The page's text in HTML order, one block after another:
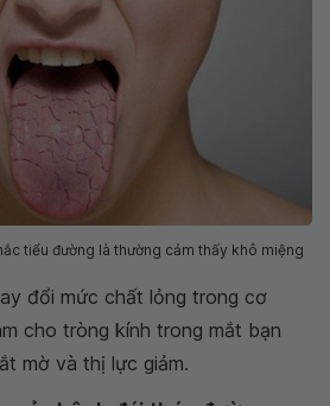
tiểu đường là thường cảm thấy khô miệng
đổi mức chất lỏng trong cơ
cho tròng kính trong mắt bạn
mờ và thị lực giảm.